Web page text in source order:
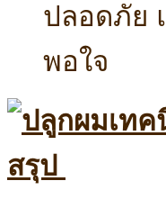
ปลอดภัย
พอใจ
สรุป